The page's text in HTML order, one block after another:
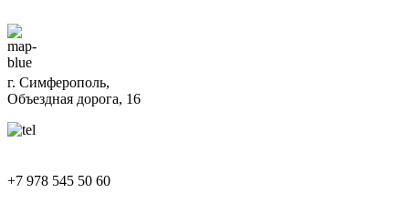
г. Симферополь,
Объездная дорога, 16
+7 978 545 50 60